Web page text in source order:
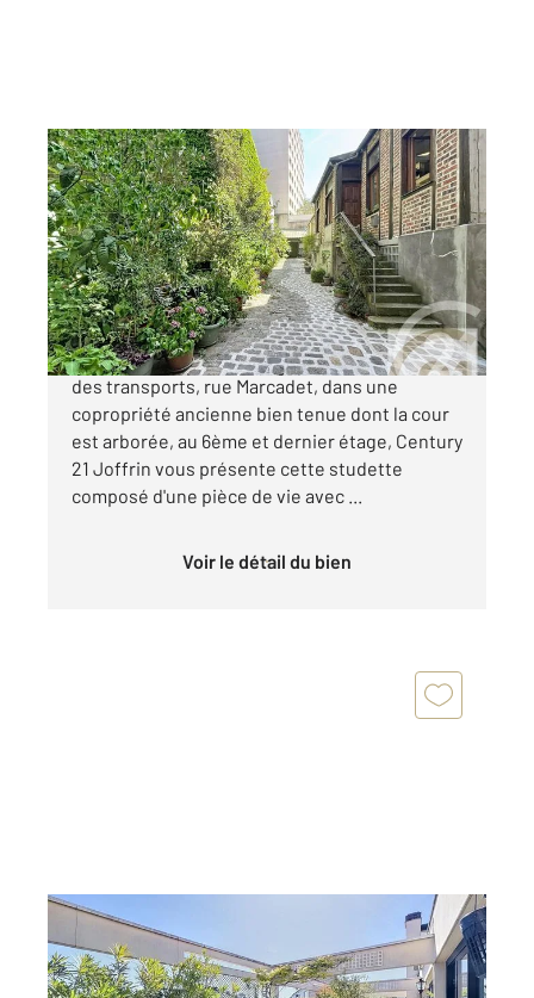
PARIS 75018
9,93 m2, 1 pièce
Ref : 27616
Appartement Studette à vendre
97 000 €
JULES JOFFRIN, Proche des commerces et
des transports, rue Marcadet, dans une
copropriété ancienne bien tenue dont la cour
est arborée, au 6ème et dernier étage, Century
21 Joffrin vous présente cette studette
composé d'une pièce de vie avec ...
Voir le détail du bien
PARIS 75018
37 m2, 2 pièces
Ref : 27865